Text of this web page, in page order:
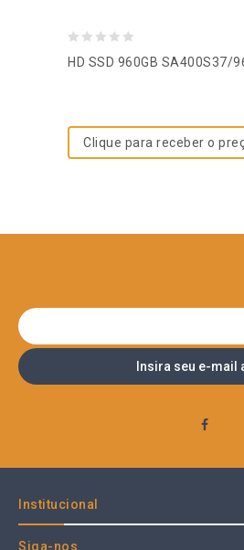
HD SSD 960GB SA400S37/
Clique para receber o
Institucional
Siga-nos